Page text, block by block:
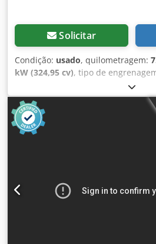
Solicitar
Condição: usado, quilometragem:
kW (324,95 cv), tipo de
amarelo
01/2013, Ano de fabrico:2013,
condicionado
, = Mais opções e
condicionado - Rádio - Direção
Observações = +++Peso: 24.000 kg
+++Balança+++ - Geral: - - Motor:
Automática - Número total de